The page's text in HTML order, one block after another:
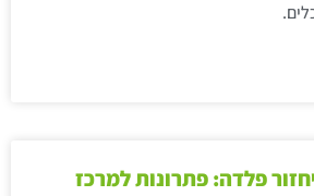
פלדה: פתרונות למרכז